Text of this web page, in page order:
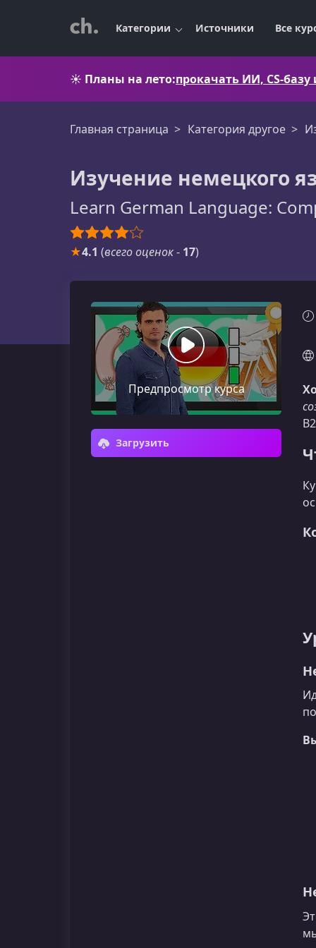
Категории Источники Все
☀️ Планы на лето:прокачать ИИ, CS-
Главная страница Категория другое
Изучение немецкого
Learn German Language:
★4.1 (всего оценок- 17)
Предпросмотр курса
Загрузить